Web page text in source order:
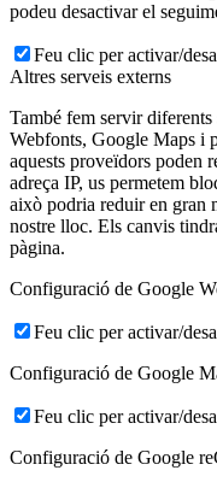
podeu desactivar el
Feu clic per activar/
Altres serveis externs
També fem servir
Webfonts, Google Maps i
aquests proveïdors poden
adreça IP, us permetem
això podria reduir en gran
nostre lloc. Els canvis
pàgina.
Configuració de Google
Feu clic per activar/
Configuració de Google
Feu clic per activar/
Configuració de Google